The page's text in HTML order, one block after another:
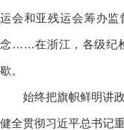
运会和亚残运会筹办监
念……在浙江，各级纪
歇。
始终把旗帜鲜明讲政
健全贯彻习近平总书记